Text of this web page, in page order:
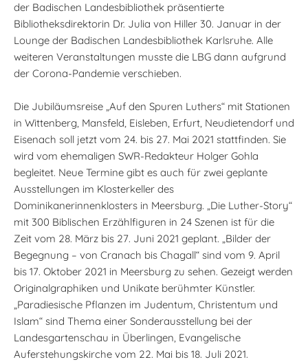
der Badischen Landesbibliothek präsentierte
Bibliotheksdirektorin Dr. Julia von Hiller 30. Januar in der
Lounge der Badischen Landesbibliothek Karlsruhe. Alle
weiteren Veranstaltungen musste die LBG dann aufgrund
der Corona-Pandemie verschieben.
Die Jubiläumsreise „Auf den Spuren Luthers“ mit Stationen
in Wittenberg, Mansfeld, Eisleben, Erfurt, Neudietendorf und
Eisenach soll jetzt vom 24. bis 27. Mai 2021 stattfinden. Sie
wird vom ehemaligen SWR-Redakteur Holger Gohla
begleitet. Neue Termine gibt es auch für zwei geplante
Ausstellungen im Klosterkeller des
Dominikanerinnenklosters in Meersburg. „Die Luther-Story“
mit 300 Biblischen Erzählfiguren in 24 Szenen ist für die
Zeit vom 28. März bis 27. Juni 2021 geplant. „Bilder der
Begegnung – von Cranach bis Chagall“ sind vom 9. April
bis 17. Oktober 2021 in Meersburg zu sehen. Gezeigt werden
Originalgraphiken und Unikate berühmter Künstler.
„Paradiesische Pflanzen im Judentum, Christentum und
Islam“ sind Thema einer Sonderausstellung bei der
Landesgartenschau in Überlingen, Evangelische
Auferstehungskirche vom 22. Mai bis 18. Juli 2021.